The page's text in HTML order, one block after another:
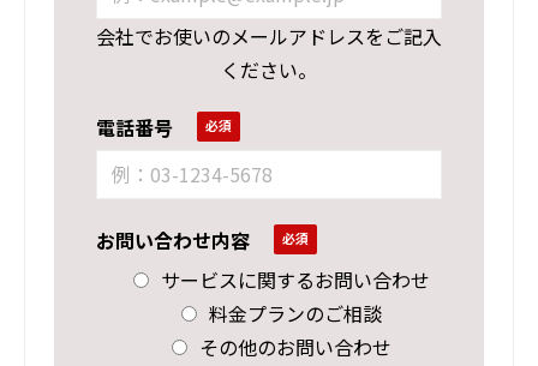
会社でお使いのメールアドレスをご記入
ください。
電話番号
お問い合わせ内容
サービスに関するお問い合わせ
料金プランのご相談
その他のお問い合わせ